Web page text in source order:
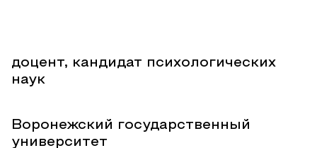
доцент, кандидат психологических
наук
Воронежский государственный
университет